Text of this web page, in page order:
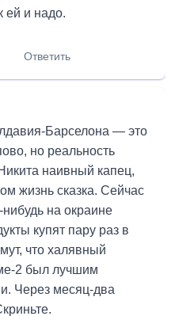
ей и надо.
Ответить
Барселона — это
но реальность
наивный капец,
жизнь сказка. Сейчас
на окраине
купят пару раз в
что халявный
2 был лучшим
Через месяц-два